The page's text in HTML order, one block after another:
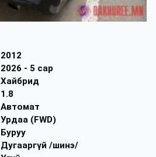
2012
2026 - 5 сар
Хайбрид
1.8
Автомат
Урдаа (FWD)
Буруу
Дугааргүй /шинэ/